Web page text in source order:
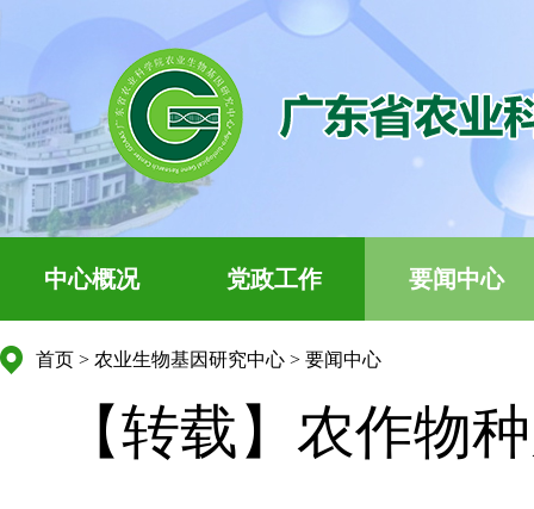
中心概况 党政工作 要闻中心
首页 > 农业生物基因研究中心 > 要闻中心
【转载】农作物